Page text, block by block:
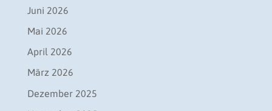
Juni 2026
Mai 2026
April 2026
März 2026
Dezember 2025